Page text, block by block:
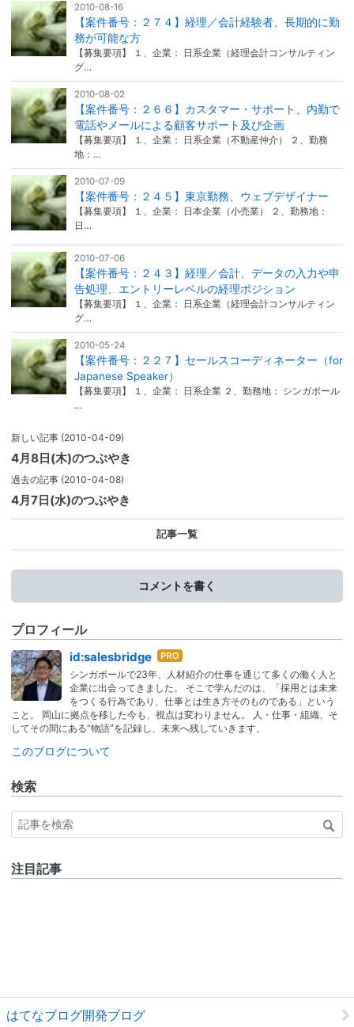
2010-08-16
【案件番号：２７４】経理／会計経験者、長期的に勤
務が可能な方
【募集要項】 １、企業： 日系企業（経理会計コンサルティン
グ…
2010-08-02
【案件番号：２６６】カスタマー・サポート、内勤で
電話やメールによる顧客サポート及び企画
【募集要項】 １、企業： 日系企業（不動産仲介） ２、勤務
地：…
2010-07-09
【案件番号：２４５】東京勤務、ウェブデザイナー
【募集要項】 １、企業： 日本企業（小売業） ２、勤務地：
日…
2010-07-06
【案件番号：２４３】経理／会計、データの入力や申
告処理、エントリーレベルの経理ポジション
【募集要項】 １、企業： 日系企業（経理会計コンサルティン
グ…
2010-05-24
【案件番号：２２７】セールスコーディネーター（for
Japanese Speaker）
【募集要項】 １、企業： 日系企業 ２、勤務地： シンガポール
…
新しい記事 (2010-04-09)
4月8日(木)のつぶやき
過去の記事 (2010-04-08)
4月7日(水)のつぶやき
記事一覧
コメントを書く
プロフィール
id:salesbridge はて
なブ
ログ
Pro
シンガポールで23年、人材紹介の仕事を通じて多くの働く人と
企業に出会ってきました。 そこで学んだのは、「採用とは未来
をつくる行為であり、仕事とは生き方そのものである」という
こと。 岡山に拠点を移した今も、視点は変わりません。 人・仕事・組織、そ
してその間にある“物語”を記録し、未来へ残していきます。
このブログについて
検索
注目記事
はてなブログ開発ブログ